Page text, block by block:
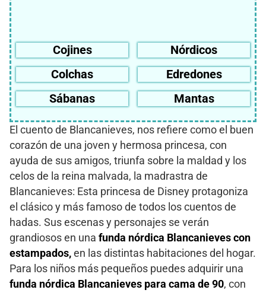
Cojines
Nórdicos
Colchas
Edredones
Sábanas
Mantas
El cuento de Blancanieves, nos refiere como el buen
corazón de una joven y hermosa princesa, con
ayuda de sus amigos, triunfa sobre la maldad y los
celos de la reina malvada, la madrastra de
Blancanieves: Esta princesa de Disney protagoniza
el clásico y más famoso de todos los cuentos de
hadas. Sus escenas y personajes se verán
grandiosos en una funda nórdica Blancanieves con
estampados, en las distintas habitaciones del hogar.
Para los niños más pequeños puedes adquirir una
funda nórdica Blancanieves para cama de 90, con